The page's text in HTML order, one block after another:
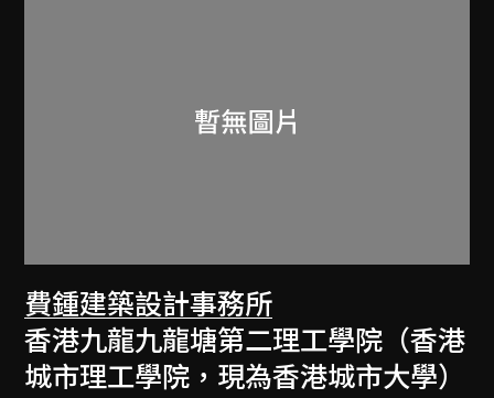
費鍾建築設計事務所
香港九龍九龍塘第二理工學院（香港
城市理工學院，現為香港城市大學）